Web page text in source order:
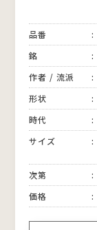
品番
銘
作者 / 流派
形状
時代
サイズ
次第
価格